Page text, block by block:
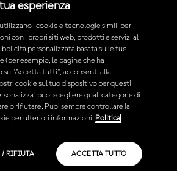
Condizioni di acquisto
l'app ufficiale MotoGP™
Group. Tutti i diritti riservati.
dei rispettivi proprietari.
esperienza
i cookie e tecnologie simili per
con i propri siti web, prodotti e servizi al
personalizzata basata sulle tue
(per esempio, le pagine che ha
su "Accetta tutti", acconsenti alla
cookie sul tuo dispositivo per questi
puoi scegliere quali categorie di
o rifiutare. Puoi sempre controllare la
per ulteriori informazioni
Politica
/ RIFIUTA ACCETTA TUTTO